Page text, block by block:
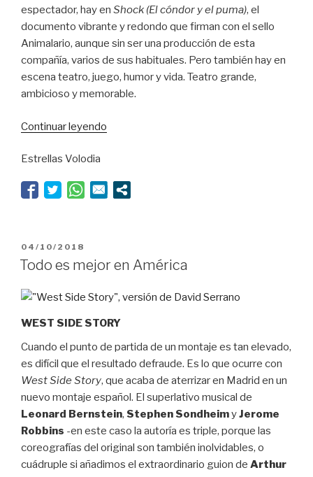
espectador, hay en Shock (El cóndor y el puma), el
documento vibrante y redondo que firman con el sello
Animalario, aunque sin ser una producción de esta
compañía, varios de sus habituales. Pero también hay en
escena teatro, juego, humor y vida. Teatro grande,
ambicioso y memorable.
Continuar leyendo
Estrellas Volodia
PUBLICADO
EL
04/10/2018
Todo es mejor en América
WEST SIDE STORY
Cuando el punto de partida de un montaje es tan elevado,
es difícil que el resultado defraude. Es lo que ocurre con
West Side Story, que acaba de aterrizar en Madrid en un
nuevo montaje español. El superlativo musical de
Leonard Bernstein, Stephen SondheimyJerome
Robbins -en este caso la autoría es triple, porque las
coreografías del original son también inolvidables, o
cuádruple si añadimos el extraordinario guion de Arthur